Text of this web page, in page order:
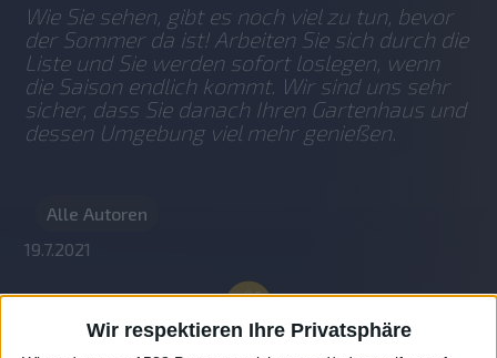
Wir respektieren Ihre Privatsphäre
Wie Sie sehen, gibt es noch viel zu tun, bevor
der Sommer da ist! Arbeiten Sie sich durch die
Liste und Sie werden sofort loslegen, wenn
die Saison endlich kommt. Wir sind uns sehr
sicher, dass Sie danach Ihren Gartenhaus und
dessen Umgebung viel mehr genießen.
Alle Autoren
19.7.2021